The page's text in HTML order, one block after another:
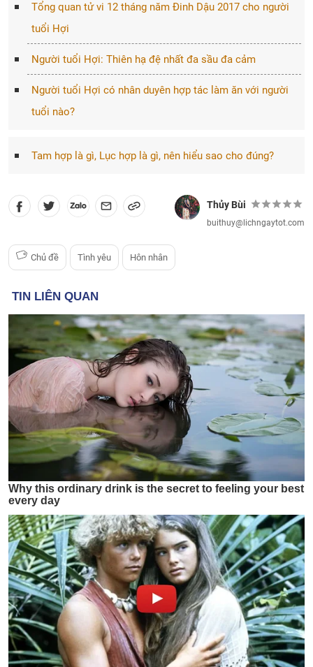
Tổng quan tử vi 12 tháng năm Đinh Dậu 2017 cho người
tuổi Hợi
Người tuổi Hợi: Thiên hạ đệ nhất đa sầu đa cảm
Người tuổi Hợi có nhân duyên hợp tác làm ăn với người
tuổi nào?
Tam hợp là gì, Lục hợp là gì, nên hiểu sao cho đúng?
Thủy Bùi
buithuy@lichngaytot.com
Chủ đề Tình yêu Hôn nhân